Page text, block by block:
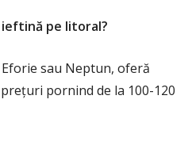
ieftină pe litoral?
sau Neptun, oferă
pornind de la 100-120